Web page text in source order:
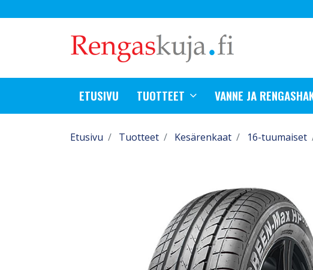
ETUSIVU TUOTTEET VANNE JA
Etusivu Tuotteet Kesärenkaat 16-tuumaiset